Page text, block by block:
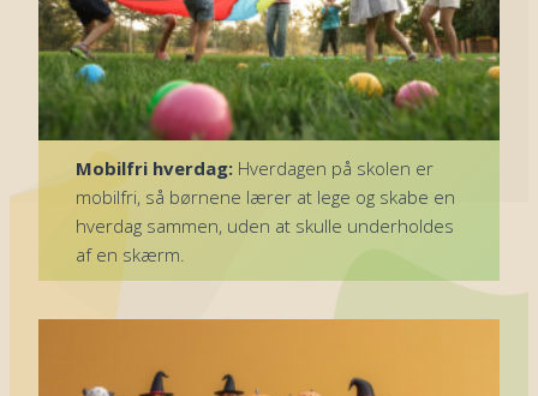
Mobilfri hverdag:Hverdagen på skolen er
mobilfri, så børnene lærer at lege og skabe en
hverdag sammen, uden at skulle underholdes
af en skærm.